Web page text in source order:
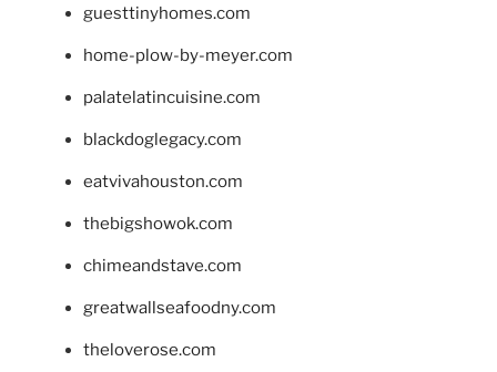
guesttinyhomes.com
home-plow-by-meyer.com
palatelatincuisine.com
blackdoglegacy.com
eatvivahouston.com
thebigshowok.com
chimeandstave.com
greatwallseafoodny.com
theloverose.com